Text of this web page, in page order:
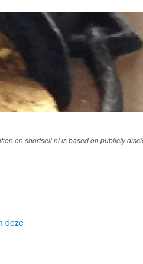
on shortsell.nl is based on publicly
deze